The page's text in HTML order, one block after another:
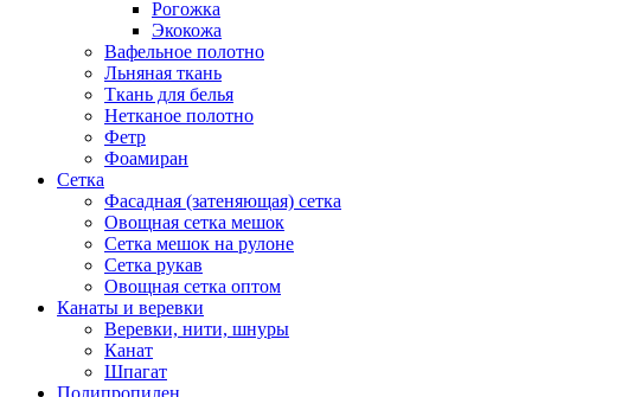
Рогожка
Экокожа
Вафельное полотно
Льняная ткань
Ткань для белья
Нетканое полотно
Фетр
Фоамиран
Сетка
Фасадная (затеняющая) сетка
Овощная сетка мешок
Сетка мешок на рулоне
Сетка рукав
Овощная сетка оптом
Канаты и веревки
Веревки, нити, шнуры
Канат
Шпагат
Полипропилен